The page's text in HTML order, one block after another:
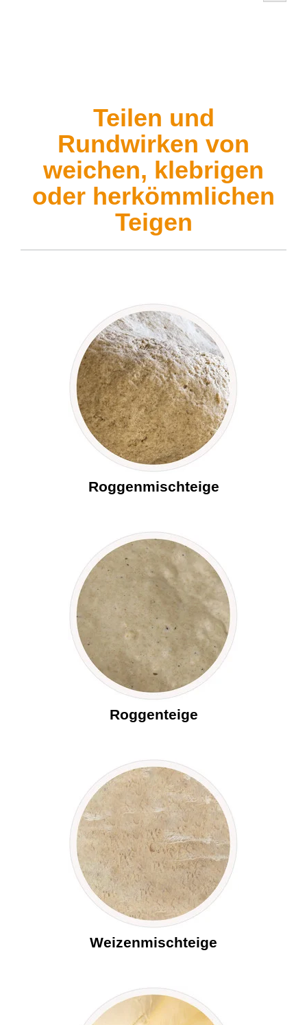
Teilen und
Rundwirken von
weichen, klebrigen
oder herkömmlichen
Teigen
Roggenmischteige
Roggenteige
Weizenmischteige